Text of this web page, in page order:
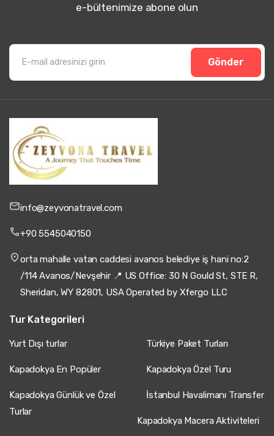
e-bültenimize abone olun
Gönder
info@zeyvonatravel.com
+90 5545040150
orta mahalle vatan caddesi avanos belediye iş hani no:2
/114 Avanos/Nevşehir 📍 US Office: 30 N Gould St, STE R,
Sheridan, WY 82801, USA Operated by Xfergo LLC
Tur Kategorileri
Yurt Dışı turlar Türkiye Paket Turları
Kapadokya En Popüler Kapadokya Özel Turu
Kapadokya Günlük ve Özel
Turlar
İstanbul Havalimanı Transfer
Kapadokya Macera Aktiviteleri